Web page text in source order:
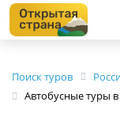
Поиск туров
Автобусные туры